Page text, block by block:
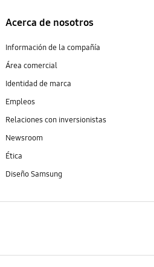
Acerca de nosotros
Información de la compañía
Área comercial
Identidad de marca
Empleos
Relaciones con inversionistas
Newsroom
Ética
Diseño Samsung